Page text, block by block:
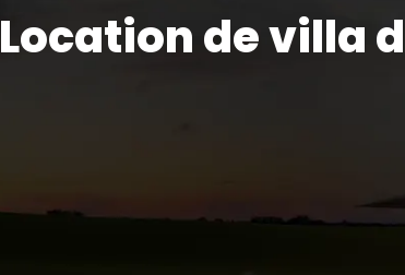
Location de villa